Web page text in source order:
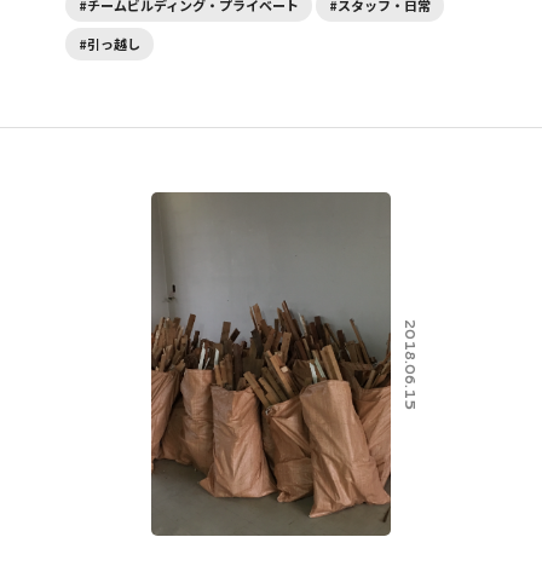
#チームビルディング・プライベート
#スタッフ・日常
#引っ越し
2018.06.15